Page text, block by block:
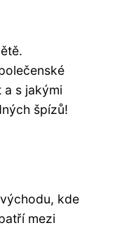
s jakými
špízů!
kde
mezi